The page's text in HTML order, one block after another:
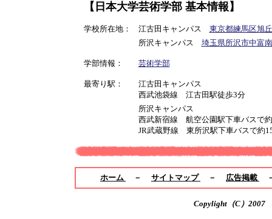
【日本大学芸術学部 基本情報】
学校所在地： 江古田キャンパス 東京都練馬区旭
所沢キャンパス 埼玉県所沢市中富
学部情報： 芸術学部
最寄り駅：
江古田キャンパス
西武池袋線 江古田駅徒歩3分
所沢キャンパス
西武新宿線 航空公園駅下車バスで
JR武蔵野線 東所沢駅下車バスで約
ホーム － サイトマップ － 広告掲載
Copylight（C）